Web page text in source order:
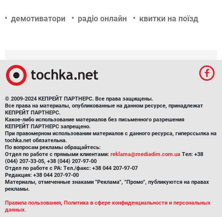
демотиватори радіо онлайн квитки на поїзд
© 2009-2024 КЕПРЕЙТ ПАРТНЕРС. Все права защищены.
Все права на материалы, опубликованные на данном ресурсе, принадлежат
КЕПРЕЙТ ПАРТНЕРС.
Какое-либо использование материалов без письменного разрешения
КЕПРЕЙТ ПАРТНЕРС запрещено.
При правомерном использовании материалов с данного ресурса, гиперссылка на
tochka.net обязательна.
По вопросам рекламы обращайтесь:
Отдел по работе с прямыми клиентами: reklama@mediadim.com.ua Тел: +38
(044) 207-33-05, +38 (044) 207-97-00
Отдел по работе с РА: Тел./факс: +38 044 207-97-07
Редакция: +38 044 207-97-00
Материалы, отмеченные знаками "Реклама", "Промо", публикуются на правах
рекламы.
Правила пользования, Политика в сфере конфиденциальности и персональных
данных.